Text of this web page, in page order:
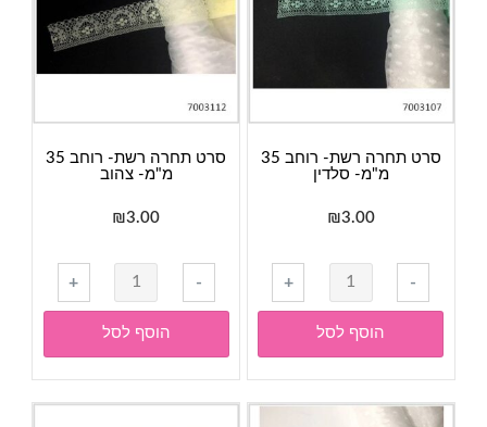
סרט תחרה רשת- רוחב 35
מ"מ- סלדין
₪3.00
-
כמות
של
סרט
תחרה
רשת-
רוחב
+
הוסף לסל
סרט תחרה רשת- רוחב 35
מ"מ- צהוב
₪3.00
-
כמות
של
סרט
תחרה
רשת-
רוחב
+
הוסף לסל